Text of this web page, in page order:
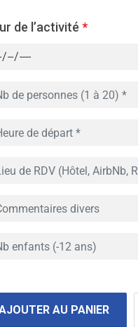
de l’activité *
AU PANIER